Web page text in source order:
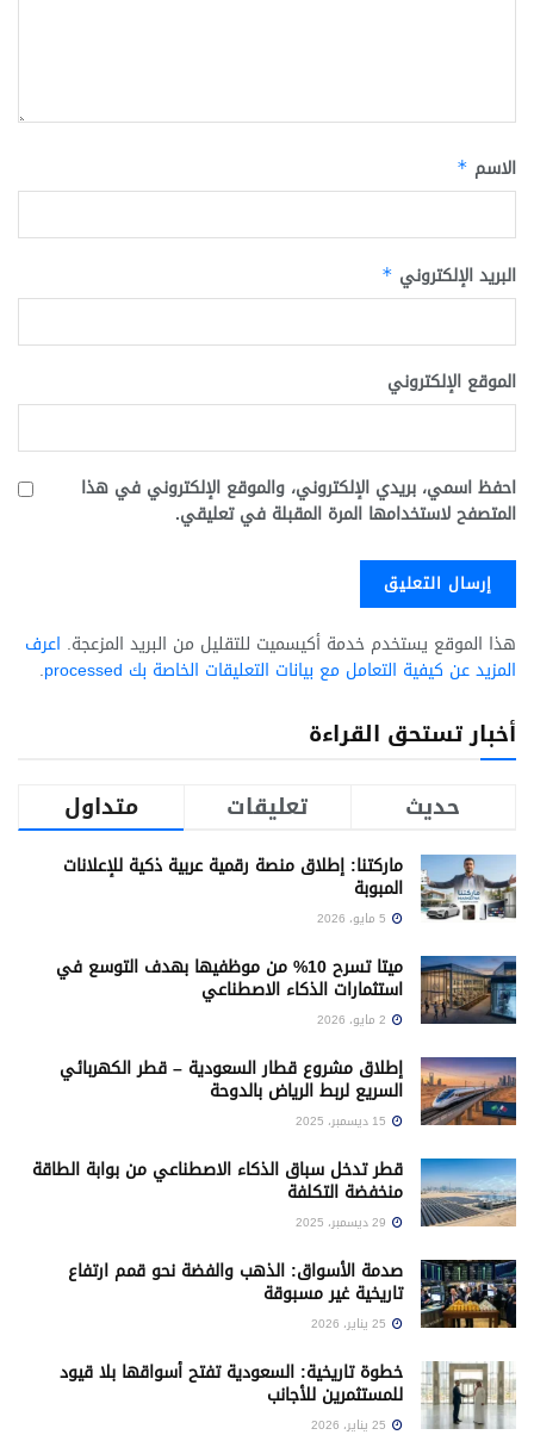
الاسم *
البريد الإلكتروني *
الموقع الإلكتروني
احفظ اسمي، بريدي الإلكتروني، والموقع الإلكتروني في هذا
المتصفح لاستخدامها المرة المقبلة في تعليقي.
هذا الموقع يستخدم خدمة أكيسميت للتقليل من البريد المزعجة. اعرف
المزيد عن كيفية التعامل مع بيانات التعليقات الخاصة بك processed
.
أخبار تستحق القراءة
متداول
تعليقات حديث
ماركتنا: إطلاق منصة رقمية عربية ذكية للإعلانات
المبوبة
ميتا تسرح 10% من موظفيها بهدف التوسع في
استثمارات الذكاء الاصطناعي
إطلاق مشروع قطار السعودية – قطر الكهربائي
السريع لربط الرياض بالدوحة
قطر تدخل سباق الذكاء الاصطناعي من بوابة الطاقة
منخفضة التكلفة
صدمة الأسواق: الذهب والفضة نحو قمم ارتفاع
تاريخية غير مسبوقة
خطوة تاريخية: السعودية تفتح أسواقها بلا قيود
للمستثمرين للأجانب